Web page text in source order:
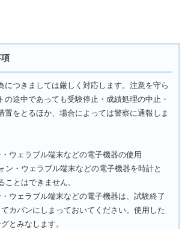
につきましては厳しく対応します。注意を守ら
の途中であっても受験停止・成績処理の中止・
置をとるほか、場合によっては警察に通報しま
ウェラブル端末などの電子機器の使用
ン・ウェラブル端末などの電子機器を時計と
ことはできません。
ウェラブル端末などの電子機器は、試験終了
カバンにしまっておいてください。使用した
とみなします。